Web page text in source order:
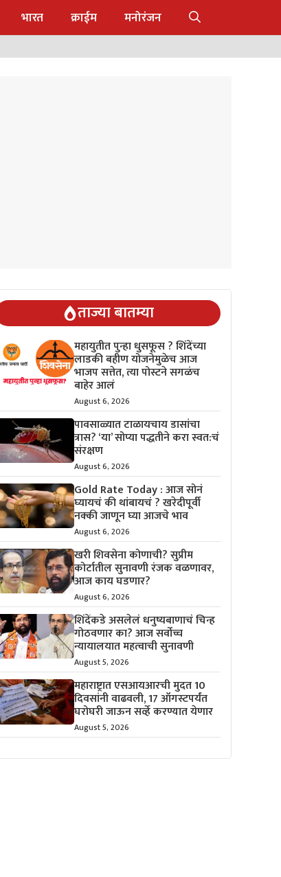
भारत क्राईम मनोरंजन
ताज्या बातम्या
महायुतीत पुन्हा धुसफूस ? शिंदेंच्या
लाडकी बहीण योजनेमुळेच आज
भाजप सत्तेत, त्या पोस्टने सगळंच
बाहेर आलं
August 6, 2026
पावसाळ्यात टाळायचाय डासांचा
त्रास? ‘या’ सोप्या पद्धतीने करा स्वत:चं
संरक्षण
August 6, 2026
Gold Rate Today : आज सोनं
घ्यायचं की थांबायचं ? खरेदीपूर्वी
नक्की जाणून घ्या आजचे भाव
August 6, 2026
खरी शिवसेना कोणाची? सुप्रीम
कोर्टातील सुनावणी रंजक वळणावर,
आज काय घडणार?
August 6, 2026
शिंदेंकडे असलेलं धनुष्यबाणाचं चिन्ह
गोठवणार का? आज सर्वोच्च
न्यायालयात महत्वाची सुनावणी
August 5, 2026
महाराष्ट्रात एसआयआरची मुदत 10
दिवसांनी वाढवली, 17 ऑगस्टपर्यंत
घरोघरी जाऊन सर्व्हे करण्यात येणार
August 5, 2026